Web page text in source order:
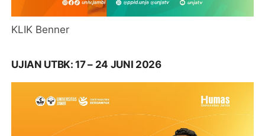
KLIK Benner
UJIAN UTBK: 17 – 24 JUNI 2026